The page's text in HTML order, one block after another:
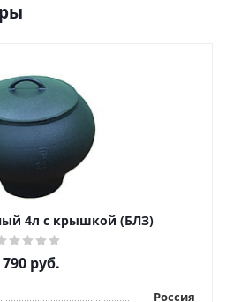
4л с крышкой (БЛЗ)
руб.
Россия